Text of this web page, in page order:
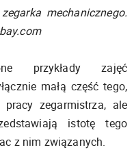
mechanicznego.
przykłady zajęć
małą część tego,
zegarmistrza, ale
istotę tego
z nim związanych.